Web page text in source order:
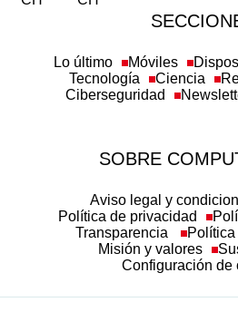
Lo último Móviles
Tecnología
Ciencia
Ciberseguridad
SOBRE
Aviso legal y
Política de privacidad
Transparencia
Política
Misión y valores
Configuración de